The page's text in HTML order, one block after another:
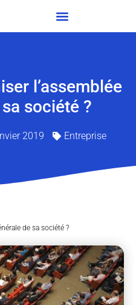
l’assemblée
société ?
2019 Entreprise
de sa société ?